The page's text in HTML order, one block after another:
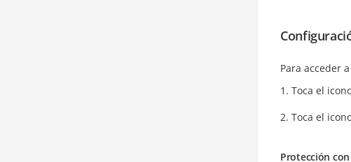
Para acceder
Toca el
Toca el
Protección